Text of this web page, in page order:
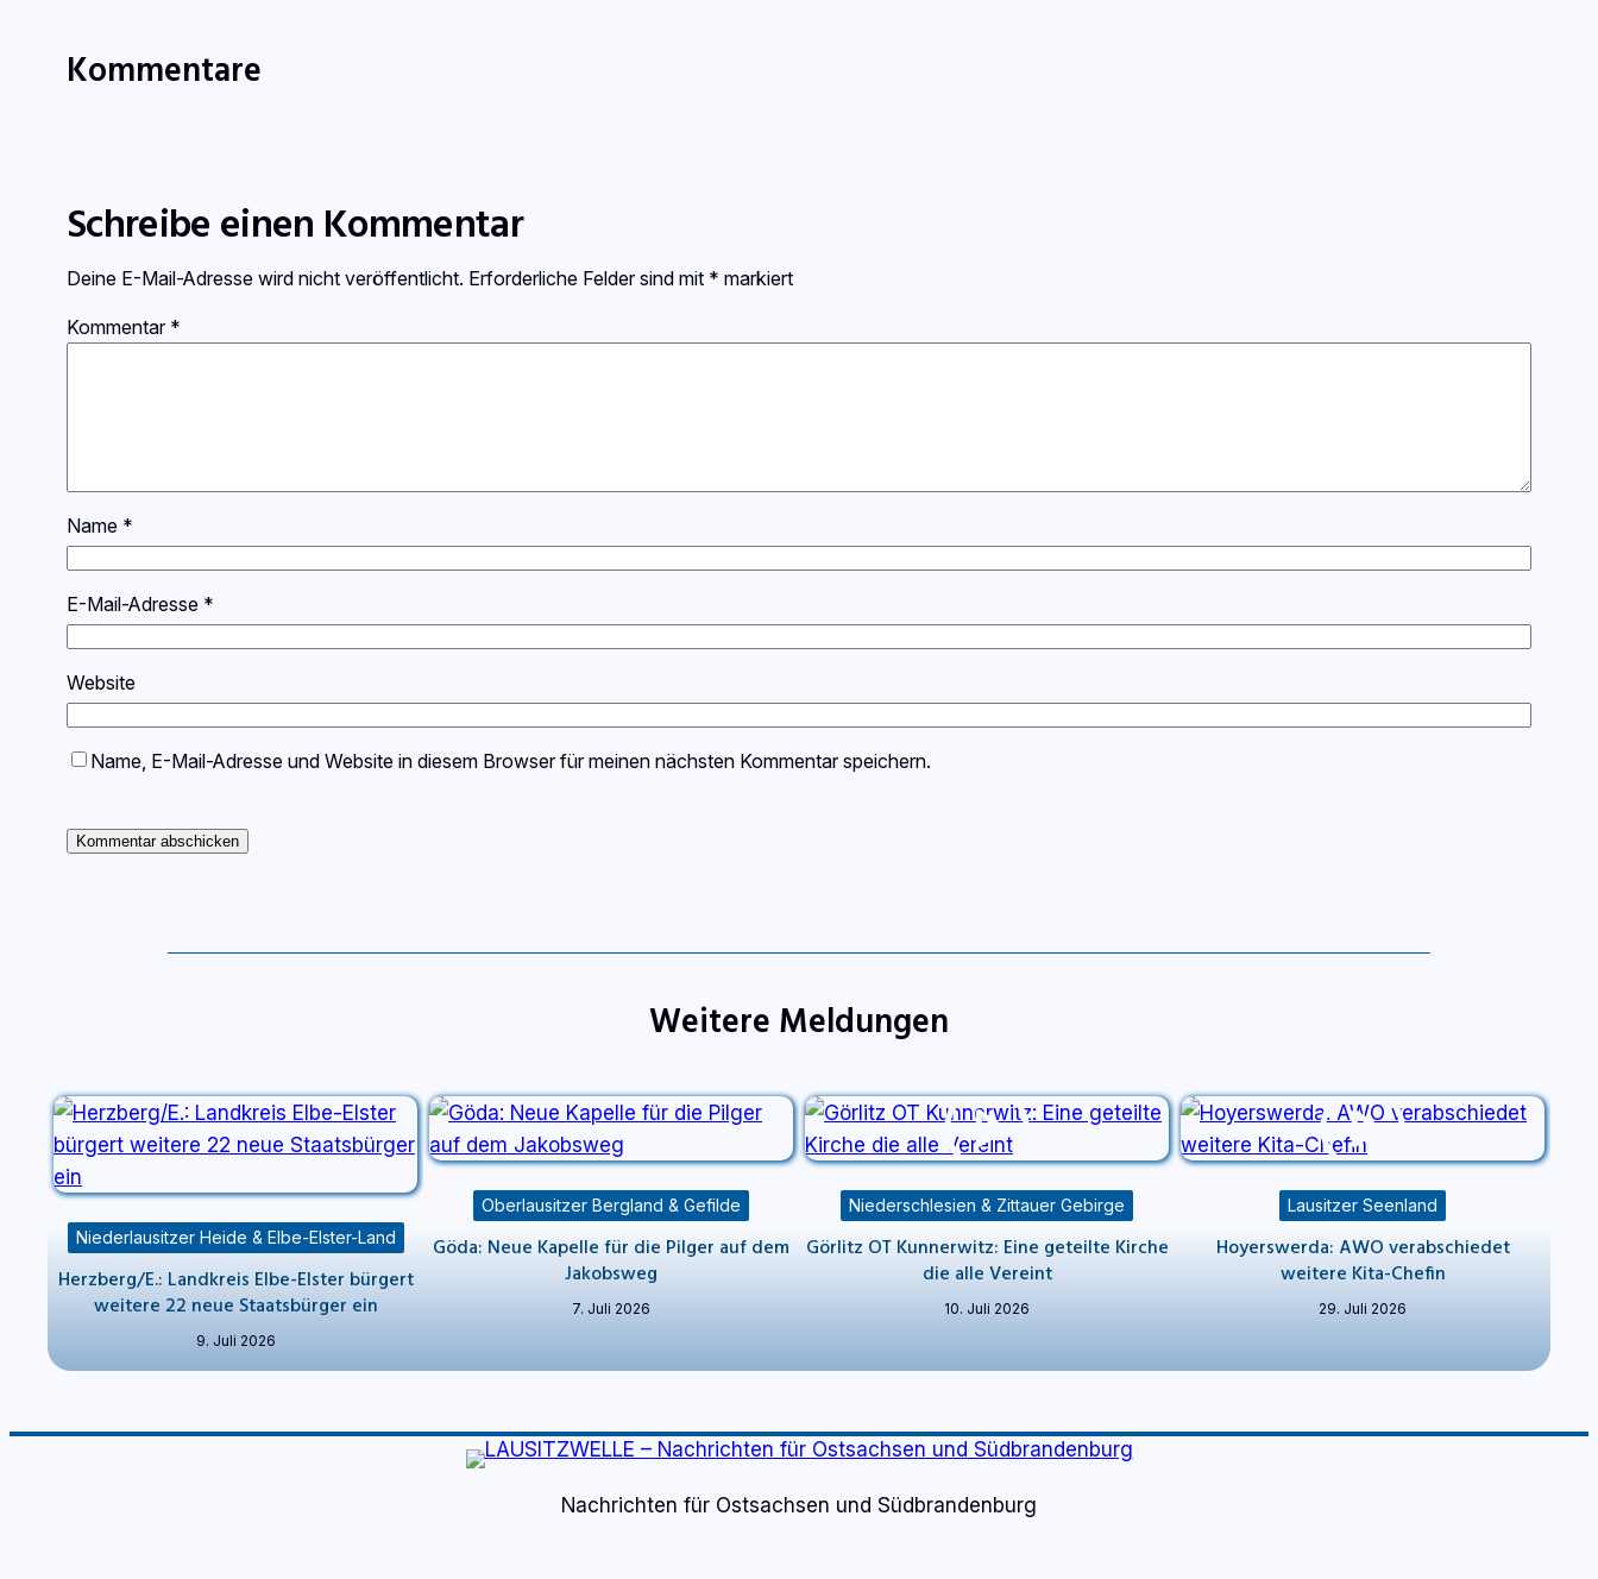
Kommentare
Schreibe einen Kommentar
Deine E-Mail-Adresse wird nicht veröffentlicht. Erforderliche Felder sind mit * markiert
Kommentar *
Name *
E-Mail-Adresse *
Website
Name, E-Mail-Adresse und Website in diesem Browser für meinen nächsten Kommentar speichern.
Weitere Meldungen
Niederlausitzer Heide & Elbe-Elster-Land
Herzberg/E.: Landkreis Elbe-Elster bürgert
weitere 22 neue Staatsbürger ein
9. Juli 2026
Oberlausitzer Bergland & Gefilde
Göda: Neue Kapelle für die Pilger auf dem
Jakobsweg
7. Juli 2026
Niederschlesien & Zittauer Gebirge
Görlitz OT Kunnerwitz: Eine geteilte Kirche
die alle Vereint
10. Juli 2026
Lausitzer Seenland
Hoyerswerda: AWO verabschiedet
weitere Kita-Chefin
29. Juli 2026
Nachrichten für Ostsachsen und Südbrandenburg